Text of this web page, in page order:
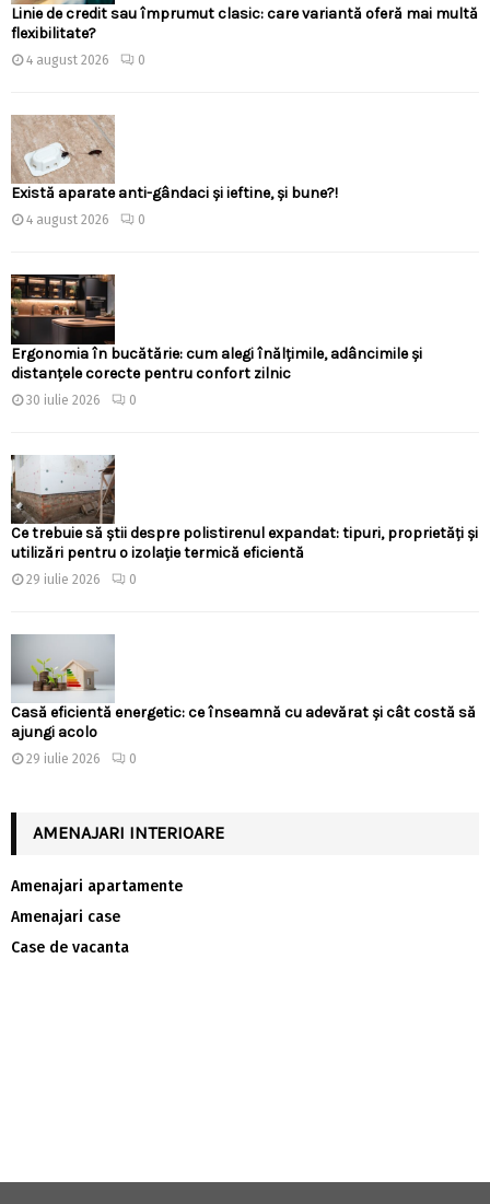
Linie de credit sau împrumut clasic: care variantă oferă mai multă
flexibilitate?
4 august 2026 0
Există aparate anti-gândaci și ieftine, și bune?!
4 august 2026 0
Ergonomia în bucătărie: cum alegi înălțimile, adâncimile și
distanțele corecte pentru confort zilnic
30 iulie 2026 0
Ce trebuie să știi despre polistirenul expandat: tipuri, proprietăți și
utilizări pentru o izolație termică eficientă
29 iulie 2026 0
Casă eficientă energetic: ce înseamnă cu adevărat și cât costă să
ajungi acolo
29 iulie 2026 0
AMENAJARI INTERIOARE
Amenajari apartamente
Amenajari case
Case de vacanta